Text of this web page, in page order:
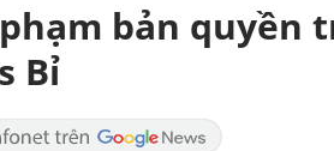
bản quyền
Bỉ